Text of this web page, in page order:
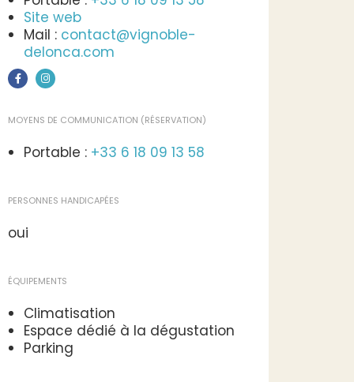
Site web
Mail : contact@vignoble-
delonca.com
MOYENS DE COMMUNICATION (RÉSERVATION)
Portable : +33 6 18 09 13 58
PERSONNES HANDICAPÉES
oui
ÉQUIPEMENTS
Climatisation
Espace dédié à la dégustation
Parking